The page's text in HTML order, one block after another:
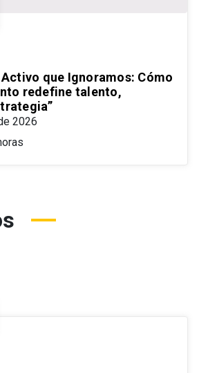
que Ignoramos: Cómo
redefine talento,
2026